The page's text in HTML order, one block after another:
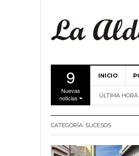
9
Nuevas
noticias
INICIO
ÚLTIMA HORA
CATEGORÍA: SUCESOS